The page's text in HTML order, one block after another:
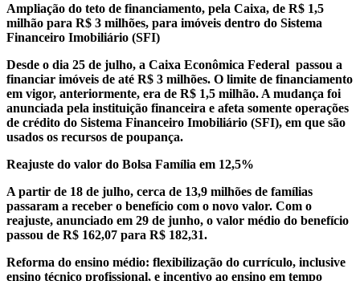
Ampliação do teto de financiamento, pela Caixa, de R$ 1,5
milhão para R$ 3 milhões, para imóveis dentro do Sistema
Financeiro Imobiliário (SFI)
Desde o dia 25 de julho, a Caixa Econômica Federal passou a
financiar imóveis de até R$ 3 milhões. O limite de financiamento
em vigor, anteriormente, era de R$ 1,5 milhão. A mudança foi
anunciada pela instituição financeira e afeta somente operações
de crédito do Sistema Financeiro Imobiliário (SFI), em que são
usados os recursos de poupança.
Reajuste do valor do Bolsa Família em 12,5%
A partir de 18 de julho, cerca de 13,9 milhões de famílias
passaram a receber o benefício com o novo valor. Com o
reajuste, anunciado em 29 de junho, o valor médio do benefício
passou de R$ 162,07 para R$ 182,31.
Reforma do ensino médio: flexibilização do currículo, inclusive
ensino técnico profissional, e incentivo ao ensino em tempo